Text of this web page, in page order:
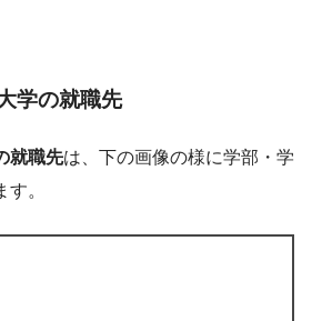
学の就職先
就職先は、下の画像の様に学部・学
。